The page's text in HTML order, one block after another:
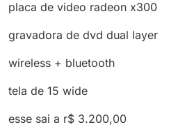
placa de video radeon x300
gravadora de dvd dual layer
wireless + bluetooth
tela de 15 wide
esse sai a r$ 3.200,00